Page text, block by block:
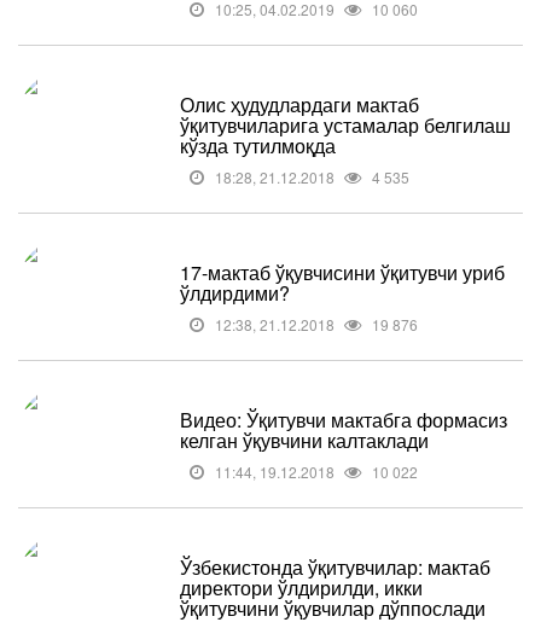
10:25, 04.02.2019 10 060
Олис ҳудудлардаги мактаб
ўқитувчиларига устамалар белгилаш
кўзда тутилмоқда
18:28, 21.12.2018 4 535
17-мактаб ўқувчисини ўқитувчи уриб
ўлдирдими?
12:38, 21.12.2018 19 876
Видео: Ўқитувчи мактабга формасиз
келган ўқувчини калтаклади
11:44, 19.12.2018 10 022
Ўзбекистонда ўқитувчилар: мактаб
директори ўлдирилди, икки
ўқитувчини ўқувчилар дўппослади